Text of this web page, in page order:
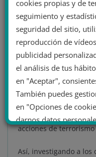
realizados por
caucásica.
En estos canales, por
terroristas
Brenton Tarrant ,
terminó con la vida de
Zelanda, en el año
asesinó a 77 personas
Además, se animaba
acciones de terrorismo
Así, investigando a los
cookies propias y de
seguimiento y
seguridad del sitio,
reproducción de
publicidad
el análisis de tus
en "Aceptar",
También puedes
en "Opciones de
darnos datos
último, puedes leer